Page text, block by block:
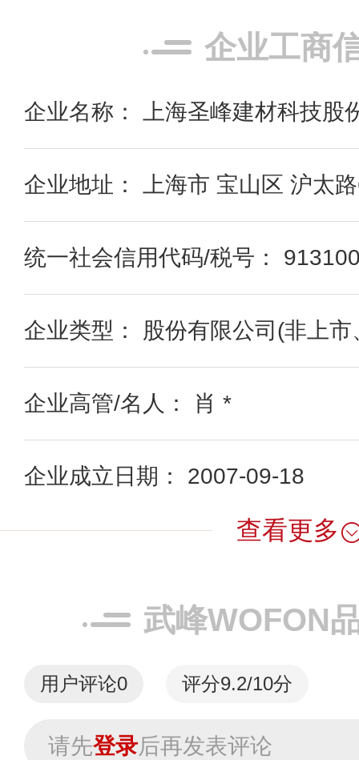
企业工商
企业名称： 上海圣峰建材科技股
企业地址： 上海市 宝山区 沪太
统一社会信用代码/税号：
企业类型： 股份有限公司(非上
企业高管/名人： 肖 *
企业成立日期： 2007-09-18
查看更多
武峰WOFON
用户评论0 评分9.2/10分
请先登录后再发表评论